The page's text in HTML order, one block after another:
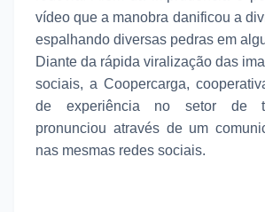
vídeo que a manobra danificou a
espalhando diversas pedras em
Diante da rápida viralização das
sociais, a Coopercarga,
de experiência no setor de
pronunciou através de um
nas mesmas redes sociais.